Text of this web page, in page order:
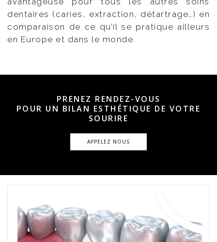
dentaires (caries, extraction, détartrage…) en
comparaison de ce qu’il se pratique ailleurs
en Europe et dans le monde.
PRENEZ RENDEZ-VOUS
POUR UN BILAN ESTHÉTIQUE DE VOTRE
SOURIRE
APPELEZ NOUS